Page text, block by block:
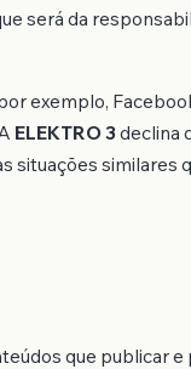
será da
exemplo,
ELEKTRO 3 declina
situações
que publicar e